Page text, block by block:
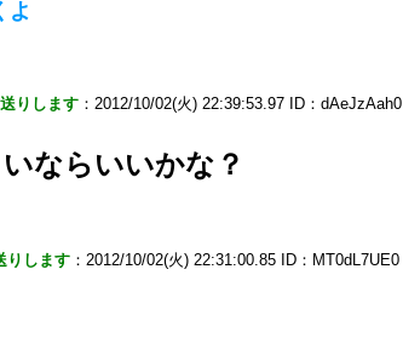
よ
りします ：2012/10/02(火) 22:39:53.97 ID：dAeJzAah0
ならいいかな？
りします ：2012/10/02(火) 22:31:00.85 ID：MT0dL7UE0